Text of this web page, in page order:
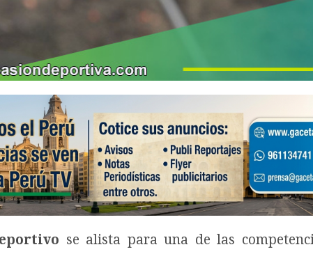
se alista para una de las